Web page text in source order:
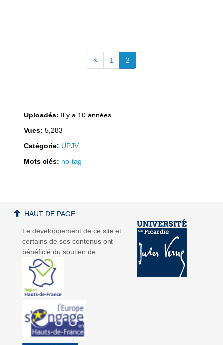
1 2
Uploadés: Il y a 10 années
Vues: 5,283
Catégorie: UPJV
Mots clés: no-tag
Le développement de ce site et
certains de ses contenus ont
bénéficié du soutien de :
HAUT DE PAGE